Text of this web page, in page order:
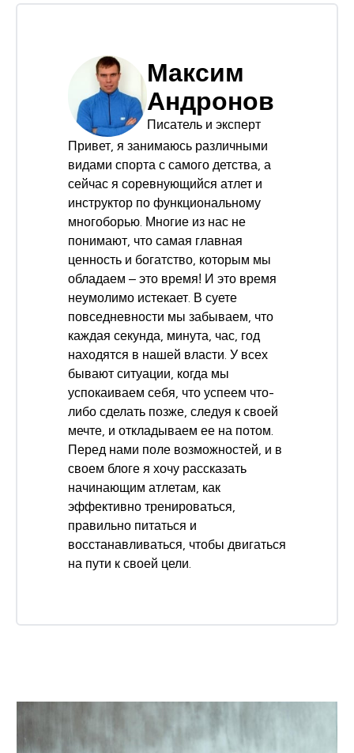
Максим
Андронов
Писатель и эксперт
Привет, я занимаюсь различными
видами спорта с самого детства, а
сейчас я соревнующийся атлет и
инструктор по функциональному
многоборью. Многие из нас не
понимают, что самая главная
ценность и богатство, которым мы
обладаем – это время! И это время
неумолимо истекает. В суете
повседневности мы забываем, что
каждая секунда, минута, час, год
находятся в нашей власти. У всех
бывают ситуации, когда мы
успокаиваем себя, что успеем что-
либо сделать позже, следуя к своей
мечте, и откладываем ее на потом.
Перед нами поле возможностей, и в
своем блоге я хочу рассказать
начинающим атлетам, как
эффективно тренироваться,
правильно питаться и
восстанавливаться, чтобы двигаться
на пути к своей цели.